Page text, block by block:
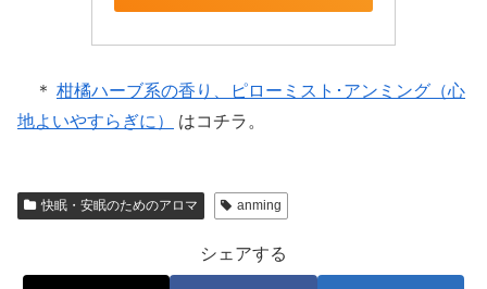
＊ 柑橘ハーブ系の香り、ピローミスト･アンミング（心
地よいやすらぎに）
はコチラ。
快眠・安眠のためのアロマ anming
シェアする